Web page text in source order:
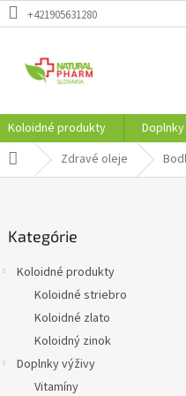
+421905631280
Koloidné produkty
Domov Zdravé oleje
kategórie
Kategórie
Koloidné produkty
Koloidné striebro
Koloidné zlato
Koloidný zinok
Doplnky výživy
Vitamíny